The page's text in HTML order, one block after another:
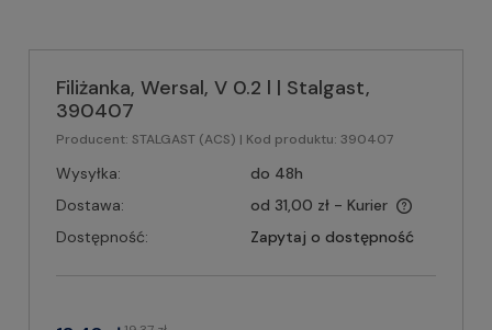
Filiżanka, Wersal, V 0.2 l | Stalgast,
390407
Producent: STALGAST (ACS) | Kod produktu: 390407
Wysyłka:
do 48h
Dostawa:
od 31,00 zł - Kurier
Dostępność:
Zapytaj o dostępność